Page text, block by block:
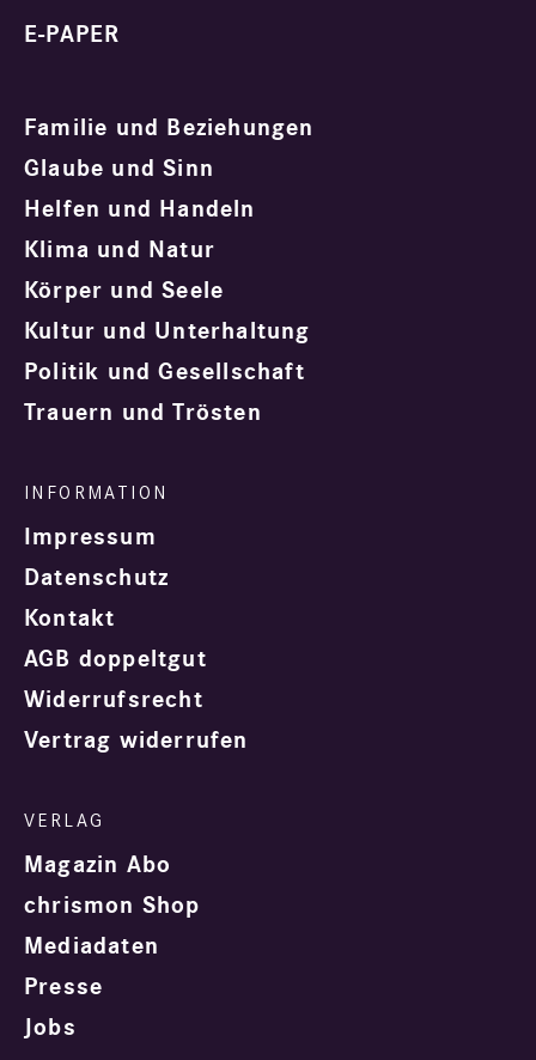
E-PAPER
Familie und Beziehungen
Glaube und Sinn
Helfen und Handeln
Klima und Natur
Körper und Seele
Kultur und Unterhaltung
Politik und Gesellschaft
Trauern und Trösten
Impressum
Datenschutz
Kontakt
AGB doppeltgut
Widerrufsrecht
Vertrag widerrufen
Magazin Abo
chrismon Shop
Mediadaten
Presse
Jobs